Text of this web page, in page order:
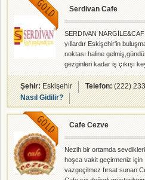
Serdivan Cafe
SERDIVAN
yıllardır Eskişehir'in
noktası haline
gezginleri kadar iş çıkışı
de cazip bir seçenek olarak
Eskişehir müdavimlerinin
yer etmiştir.Yenilenen
porsuk çayını gören eşsiz
manzarası,her akşam canlı
performans Türk Halk
tamamen farklı bir ortam
TEL:0222 233 53 53
Şehir:Eskişehir Telefon:(222)
Nasıl Gidilir?
Cafe Cezve
Nezih bir ortamda
hoşca vakit geçirmeniz için
vazgeçilmez fırsat sunan